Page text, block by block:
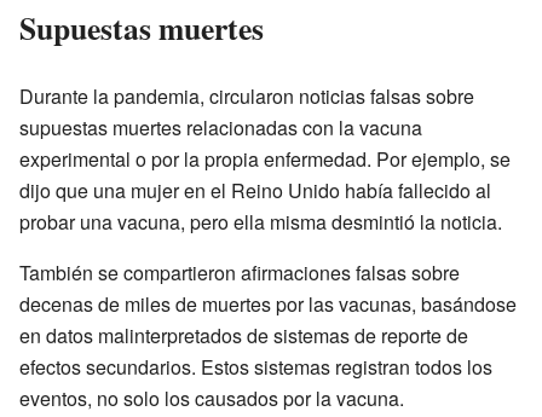
Supuestas muertes
Durante la pandemia, circularon noticias falsas sobre
supuestas muertes relacionadas con la vacuna
experimental o por la propia enfermedad. Por ejemplo, se
dijo que una mujer en el Reino Unido había fallecido al
probar una vacuna, pero ella misma desmintió la noticia.
También se compartieron afirmaciones falsas sobre
decenas de miles de muertes por las vacunas, basándose
en datos malinterpretados de sistemas de reporte de
efectos secundarios. Estos sistemas registran todos los
eventos, no solo los causados por la vacuna.